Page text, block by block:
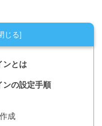
ンとは
ンの設定手順
成